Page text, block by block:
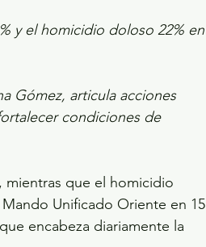
y el homicidio doloso 22% en
Gómez, articula acciones
condiciones de
mientras que el homicidio
Unificado Oriente en 15
encabeza diariamente la